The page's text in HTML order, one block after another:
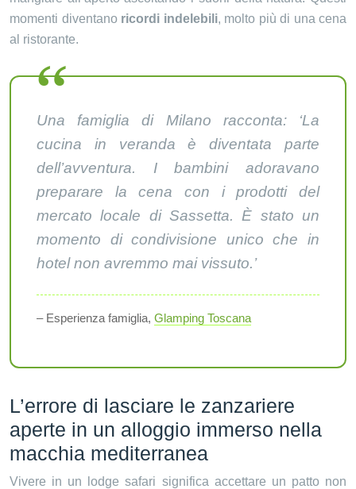
momenti diventano ricordi indelebili, molto più di una cena
al ristorante.
Una famiglia di Milano racconta: ‘La
cucina in veranda è diventata parte
dell’avventura. I bambini adoravano
preparare la cena con i prodotti del
mercato locale di Sassetta. È stato un
momento di condivisione unico che in
hotel non avremmo mai vissuto.’
– Esperienza famiglia, Glamping Toscana
L’errore di lasciare le zanzariere
aperte in un alloggio immerso nella
macchia mediterranea
Vivere in un lodge safari significa accettare un patto non